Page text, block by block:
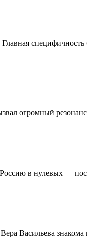
огромный
Россию в нулевых —
Васильева